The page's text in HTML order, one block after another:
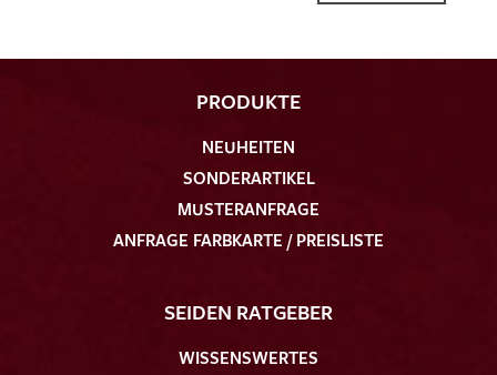
PRODUKTE
NEUHEITEN
SONDERARTIKEL
MUSTERANFRAGE
ANFRAGE FARBKARTE / PREISLISTE
SEIDEN RATGEBER
WISSENSWERTES